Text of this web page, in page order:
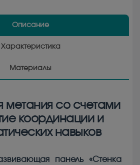
Описание
Характеристика
Материалы
метания со счетами
координации и
навыков
панель «Стенка